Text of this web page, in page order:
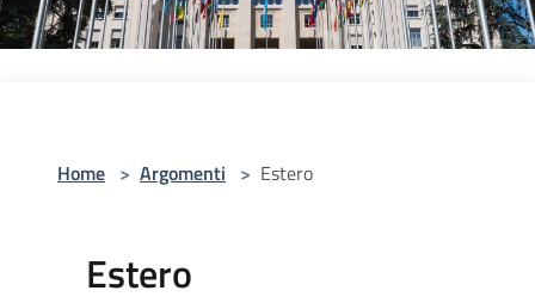
Home > Argomenti > Estero
Estero